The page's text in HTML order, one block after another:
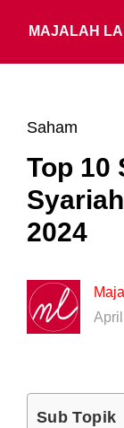
MAJALAH
Saham
Top 10
2024
Sub Topik